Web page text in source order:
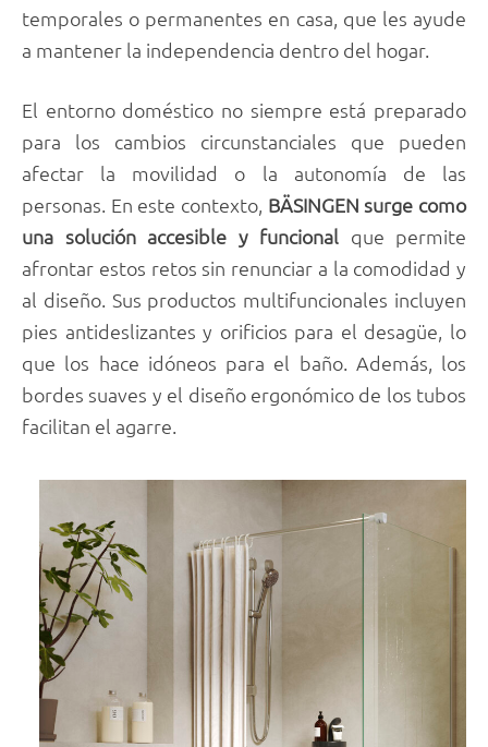
temporales o permanentes en casa, que les ayude
a mantener la independencia dentro del hogar.
El entorno doméstico no siempre está preparado
para los cambios circunstanciales que pueden
afectar la movilidad o la autonomía de las
personas. En este contexto, BÄSINGEN surge como
una solución accesible y funcional que permite
afrontar estos retos sin renunciar a la comodidad y
al diseño. Sus productos multifuncionales incluyen
pies antideslizantes y orificios para el desagüe, lo
que los hace idóneos para el baño. Además, los
bordes suaves y el diseño ergonómico de los tubos
facilitan el agarre.